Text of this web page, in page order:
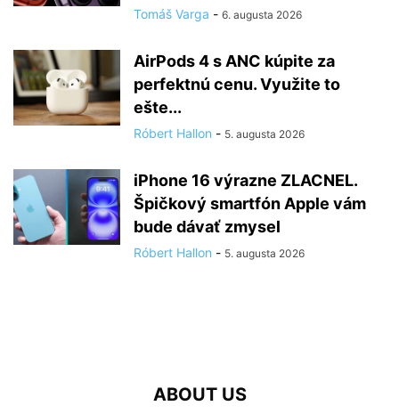
Tomáš Varga - 6. augusta 2026
AirPods 4 s ANC kúpite za
perfektnú cenu. Využite to
ešte...
Róbert Hallon - 5. augusta 2026
iPhone 16 výrazne ZLACNEL.
Špičkový smartfón Apple vám
bude dávať zmysel
Róbert Hallon - 5. augusta 2026
ABOUT US